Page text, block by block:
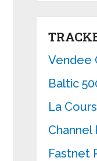
Vendee
Baltic
La
Channel
Fastnet